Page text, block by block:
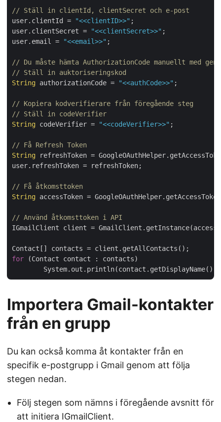
// Ställ in clientId, clientSecret och e-post
user.clientId =
"<<clientID>>" ;
user.clientSecret =
"<<clientSecret>>" ;
user.email =
"<<email>>" ;
// Du måste hämta AuthorizationCode manuellt med
// Ställ in auktoriseringskod
String authorizationCode = "<<authCode>>" ;
// Kopiera kodverifierare från föregående steg
// Ställ in codeVerifier
String codeVerifier = "<<codeVerifier>>" ;
// Få Refresh Token
String refreshToken =
user.refreshToken = refreshToken;
// Få åtkomsttoken
String accessToken =
// Använd åtkomsttoken i API
IGmailClient client =
for (Contact contact : contacts)
System.out.println(contact.getDisplayName()
Importera Gmail-kontakter
från en grupp
Du kan också komma åt kontakter från en
specifik e-postgrupp i Gmail genom att följa
stegen nedan.
Följ stegen som nämns i föregående avsnitt för
att initiera IGmailClient.